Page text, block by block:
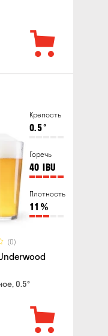
Крепость
0.5°
Горечь
40 IBU
Плотность
11 %
(0)
0.5°